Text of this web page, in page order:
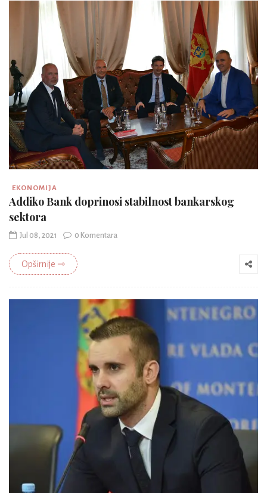
EKONOMIJA
Addiko Bank doprinosi stabilnost bankarskog
sektora
Jul 08, 2021 0 Komentara
Opširnije ⇾